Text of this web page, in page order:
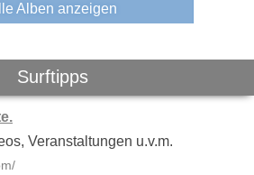
Alben anzeigen
Surftipps
Veranstaltungen u.v.m.